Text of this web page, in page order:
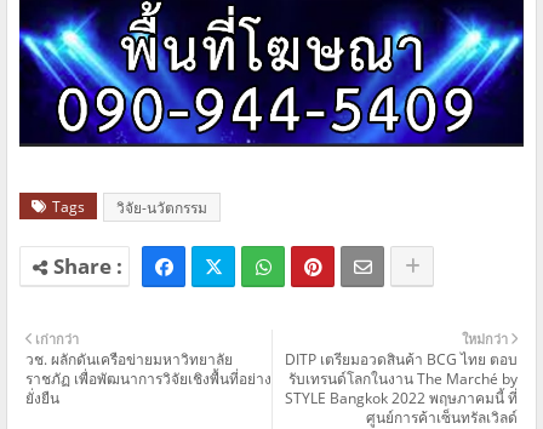
Tags วิจัย-นวัตกรรม
ใหม่กว่า
DITP เตรียมอวดสินค้า BCG ไทย ตอบ
รับเทรนด์โลกในงาน The Marché by
STYLE Bangkok 2022 พฤษภาคมนี้ ที่
ศูนย์การค้าเซ็นทรัลเวิลด์
เก่ากว่า
วช. ผลักดันเครือข่ายมหาวิทยาลัย
ราชภัฏ เพื่อพัฒนาการวิจัยเชิงพื้นที่อย่าง
ยั่งยืน